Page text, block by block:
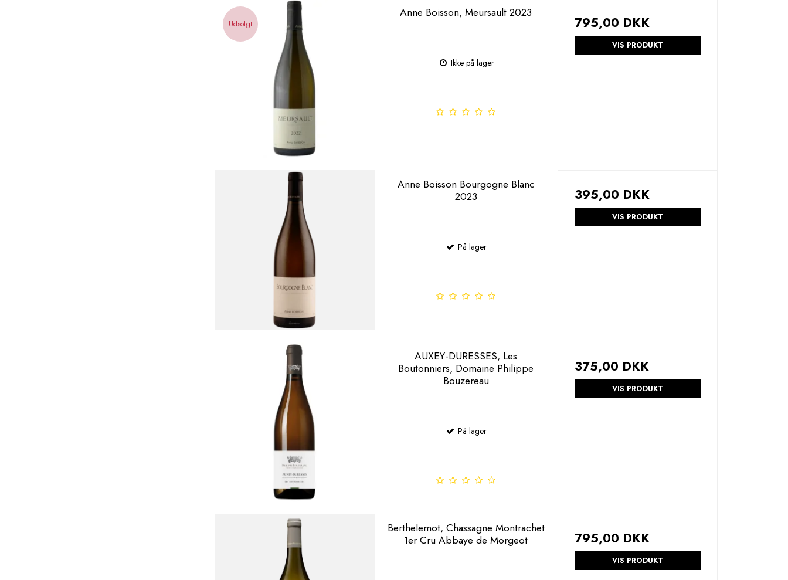
Udsolgt
Anne Boisson, Meursault 2023
Ikke på lager
795,00 DKK
VIS PRODUKT
Anne Boisson Bourgogne Blanc
2023
På lager
395,00 DKK
VIS PRODUKT
AUXEY-DURESSES, Les
Boutonniers, Domaine Philippe
Bouzereau
På lager
375,00 DKK
VIS PRODUKT
Berthelemot, Chassagne Montrachet
1er Cru Abbaye de Morgeot
795,00 DKK
VIS PRODUKT